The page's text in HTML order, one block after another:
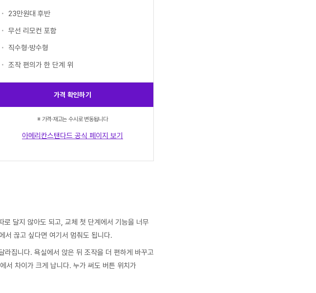
23만원대 후반
무선 리모컨 포함
직수형·방수형
조작 편의가 한 단계 위
가격 확인하기
※ 가격·재고는 수시로 변동됩니다
아메리칸스탠다드 공식 페이지 보기
달지 않아도 되고, 교체 첫 단계에서 기능을 너무
서 끊고 싶다면 여기서 멈춰도 됩니다.
라집니다. 욕실에서 앉은 뒤 조작을 더 편하게 바꾸고
서 차이가 크게 납니다. 누가 써도 버튼 위치가